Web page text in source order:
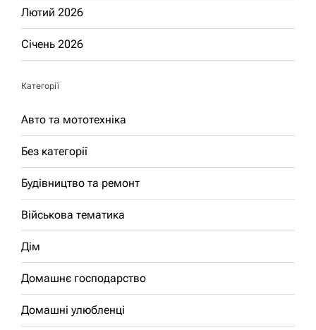
Лютий 2026
Січень 2026
Категорії
Авто та мототехніка
Без категорії
Будівництво та ремонт
Військова тематика
Дім
Домашнє господарство
Домашні улюбленці